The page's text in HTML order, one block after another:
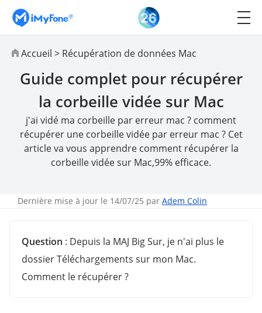
Accueil > Récupération de données Mac
Guide complet pour récupérer
la corbeille vidée sur Mac
j'ai vidé ma corbeille par erreur mac ? comment
récupérer une corbeille vidée par erreur mac ? Cet
article va vous apprendre comment récupérer la
corbeille vidée sur Mac,99% efficace.
Dernière mise à jour le 14/07/25 par Adem Colin
Question : Depuis la MAJ Big Sur, je n'ai plus le
dossier Téléchargements sur mon Mac.
Comment le récupérer ?